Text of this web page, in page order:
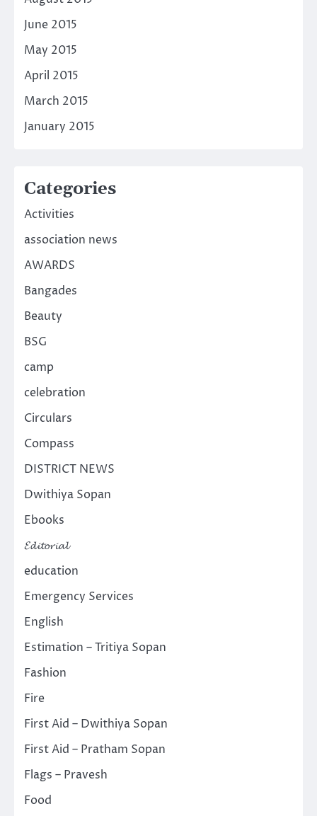
June 2015
May 2015
April 2015
March 2015
January 2015
Categories
Activities
association news
AWARDS
Bangades
Beauty
BSG
camp
celebration
Circulars
Compass
DISTRICT NEWS
Dwithiya Sopan
Ebooks
𝓔𝓭𝓲𝓽𝓸𝓻𝓲𝓪𝓵
education
Emergency Services
English
Estimation – Tritiya Sopan
Fashion
Fire
First Aid – Dwithiya Sopan
First Aid – Pratham Sopan
Flags – Pravesh
Food